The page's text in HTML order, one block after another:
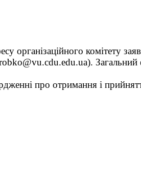
організаційного комітету
. Загальний
про отримання і